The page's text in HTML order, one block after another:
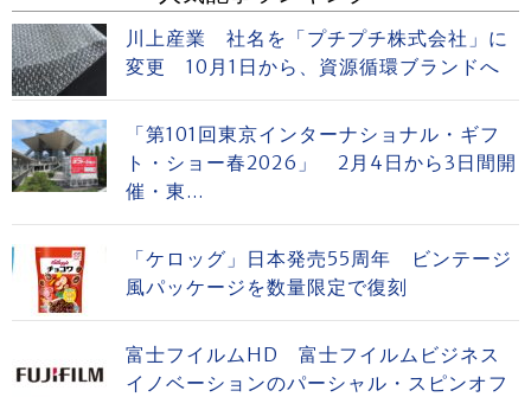
川上産業 社名を「プチプチ株式会社」に
変更 10月1日から、資源循環ブランドへ
「第101回東京インターナショナル・ギフ
ト・ショー春2026」 2月4日から3日間開
催・東...
「ケロッグ」日本発売55周年 ビンテージ
風パッケージを数量限定で復刻
富士フイルムHD 富士フイルムビジネス
イノベーションのパーシャル・スピンオフ